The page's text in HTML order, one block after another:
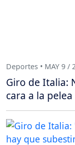
Deportes • MAY 9 /
Giro de Italia:
cara a la